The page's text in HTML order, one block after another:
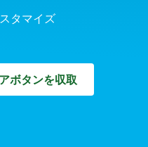
タマイズ
ボタンを収取